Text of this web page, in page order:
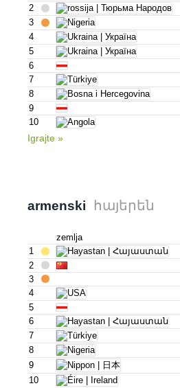
2
3
4
5
6
7
8
9
10
Igrajte »
armenski հայերեն
zemlja
1
2
3
4
5
6
7
8
9
10